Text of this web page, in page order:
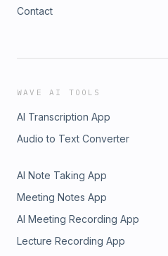
Contact
WAVE AI TOOLS
AI Transcription App
Audio to Text Converter
AI Note Taking App
Meeting Notes App
AI Meeting Recording App
Lecture Recording App